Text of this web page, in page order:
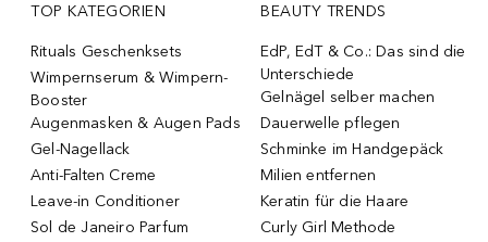
TOP KATEGORIEN
Rituals Geschenksets
Wimpernserum & Wimpern-
Booster
Augenmasken & Augen Pads
Gel-Nagellack
Anti-Falten Creme
Leave-in Conditioner
Sol de Janeiro Parfum
BEAUTY TRENDS
EdP, EdT & Co.: Das sind die
Unterschiede
Gelnägel selber machen
Dauerwelle pflegen
Schminke im Handgepäck
Milien entfernen
Keratin für die Haare
Curly Girl Methode